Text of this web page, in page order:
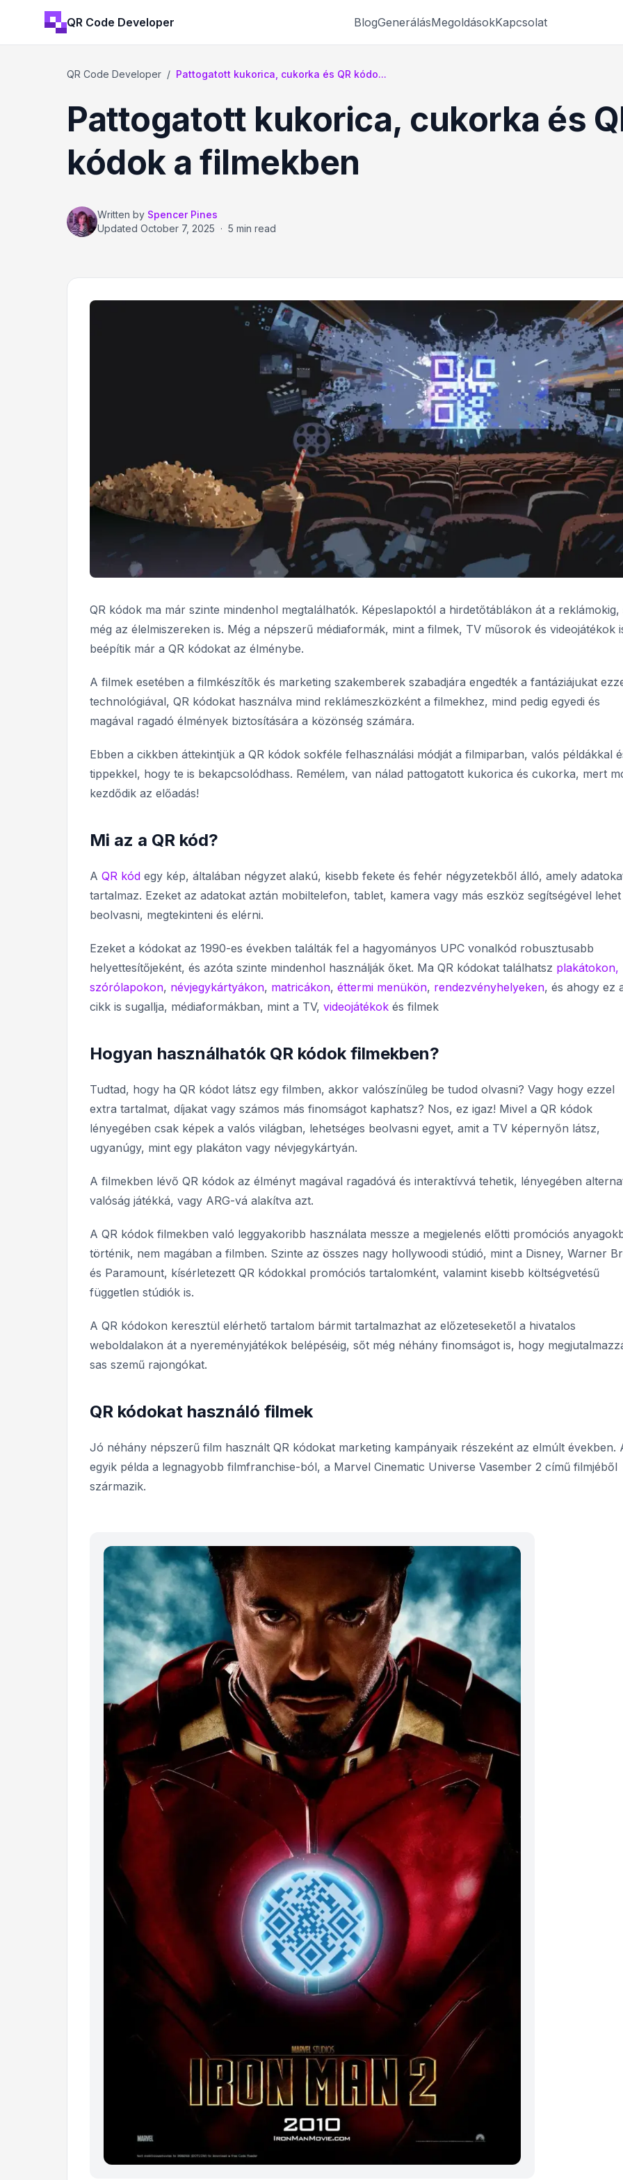
QR Code Developer BlogGenerálásMegoldásokKapcsolat
QR Code Developer / Pattogatott kukorica, cukorka és QR kódo...
Pattogatott kukorica, cukorka és
kódok a filmekben
Written by Spencer Pines
Updated October 7, 2025 · 5 min read
QR kódok ma már szinte mindenhol megtalálhatók. Képeslapoktól a hirdetőtáblákon át a reklámokig,
még az élelmiszereken is. Még a népszerű médiaformák, mint a filmek, TV műsorok és videojátékok
beépítik már a QR kódokat az élménybe.
A filmek esetében a filmkészítők és marketing szakemberek szabadjára engedték a fantáziájukat
technológiával, QR kódokat használva mind reklámeszközként a filmekhez, mind pedig egyedi és
magával ragadó élmények biztosítására a közönség számára.
Ebben a cikkben áttekintjük a QR kódok sokféle felhasználási módját a filmiparban, valós példákkal
tippekkel, hogy te is bekapcsolódhass. Remélem, van nálad pattogatott kukorica és cukorka, mert
kezdődik az előadás!
Mi az a QR kód?
A QR kód egy kép, általában négyzet alakú, kisebb fekete és fehér négyzetekből álló, amely
tartalmaz. Ezeket az adatokat aztán mobiltelefon, tablet, kamera vagy más eszköz segítségével lehet
beolvasni, megtekinteni és elérni.
Ezeket a kódokat az 1990-es években találták fel a hagyományos UPC vonalkód robusztusabb
helyettesítőjeként, és azóta szinte mindenhol használják őket. Ma QR kódokat találhatsz plakátokon,
szórólapokon, névjegykártyákon, matricákon, éttermi menükön, rendezvényhelyeken, és ahogy ez
cikk is sugallja, médiaformákban, mint a TV, videojátékok és filmek
Hogyan használhatók QR kódok filmekben?
Tudtad, hogy ha QR kódot látsz egy filmben, akkor valószínűleg be tudod olvasni? Vagy hogy ezzel
extra tartalmat, díjakat vagy számos más finomságot kaphatsz? Nos, ez igaz! Mivel a QR kódok
lényegében csak képek a valós világban, lehetséges beolvasni egyet, amit a TV képernyőn látsz,
ugyanúgy, mint egy plakáton vagy névjegykártyán.
A filmekben lévő QR kódok az élményt magával ragadóvá és interaktívvá tehetik, lényegében
valóság játékká, vagy ARG-vá alakítva azt.
A QR kódok filmekben való leggyakoribb használata messze a megjelenés előtti promóciós
történik, nem magában a filmben. Szinte az összes nagy hollywoodi stúdió, mint a Disney, Warner
és Paramount, kísérletezett QR kódokkal promóciós tartalomként, valamint kisebb költségvetésű
független stúdiók is.
A QR kódokon keresztül elérhető tartalom bármit tartalmazhat az előzeteseketől a hivatalos
weboldalakon át a nyereményjátékok belépéséig, sőt még néhány finomságot is, hogy
sas szemű rajongókat.
QR kódokat használó filmek
Jó néhány népszerű film használt QR kódokat marketing kampányaik részeként az elmúlt években.
egyik példa a legnagyobb filmfranchise-ból, a Marvel Cinematic Universe Vasember 2 című filmjéből
származik.